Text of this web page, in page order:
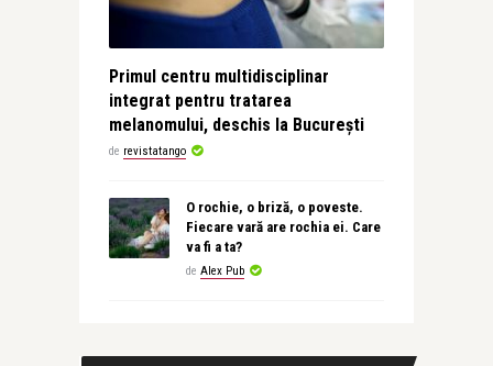
Primul centru multidisciplinar
integrat pentru tratarea
melanomului, deschis la București
de revistatango
O rochie, o briză, o poveste.
Fiecare vară are rochia ei. Care
va fi a ta?
de Alex Pub